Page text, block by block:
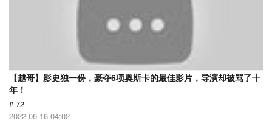
【越哥】影史独一份，豪夺6项奥斯卡的最佳影片，导演却被骂了十
年！
# 72
2022-06-16 04:02